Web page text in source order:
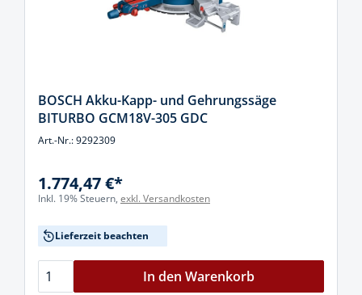
BOSCH Akku-Kapp- und Gehrungssäge
BITURBO GCM18V-305 GDC
Art.-Nr.: 9292309
1.774,47 €*
Inkl. 19% Steuern, exkl. Versandkosten
Lieferzeit beachten
In den Warenkorb